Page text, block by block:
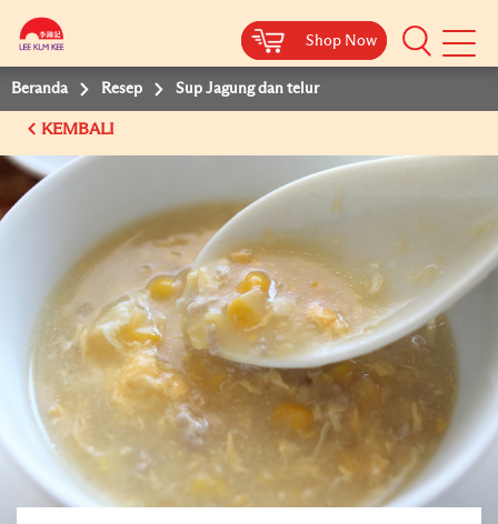
Shop Now
Shop Now
Beranda Resep Sup Jagung dan telur
KEMBALI